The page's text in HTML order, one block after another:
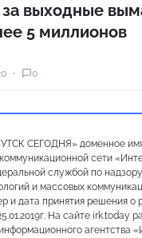
выходные
5 миллионов
0
СЕГОДНЯ» доменное
сети
службой по
и массовых
и дата принятия решения о
На сайте irk.today
агентства